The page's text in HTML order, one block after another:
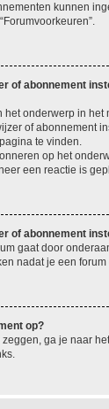
kunnen
of abonnement
onderwerp in het
of abonnement
te vinden.
op het
een reactie is
of abonnement
gaat door
nadat je een
op?
ga je naar